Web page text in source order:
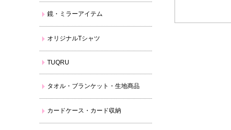
鏡・ミラーアイテム
オリジナルTシャツ
TUQRU
タオル・ブランケット・生地商品
カードケース・カード収納